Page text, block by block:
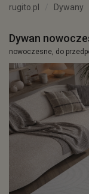
rugito.pl Dywany
Dywan
nowoczesne, do